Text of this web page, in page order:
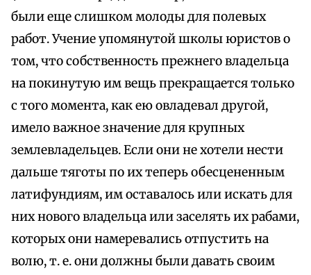
были еще слишком молоды для полевых
работ. Учение упомянутой школы юристов о
том, что собственность прежнего владельца
на покинутую им вещь прекращается только
с того момента, как ею овладевал другой,
имело важное значение для крупных
землевладельцев. Если они не хотели нести
дальше тяготы по их теперь обесцененным
латифундиям, им оставалось или искать для
них нового владельца или заселять их рабами,
которых они намеревались отпустить на
волю, т. е. они должны были давать своим